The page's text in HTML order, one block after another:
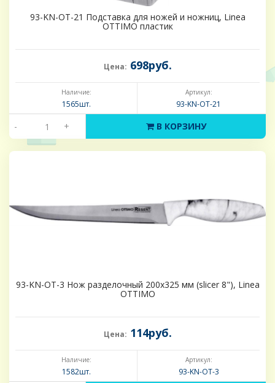
93-KN-OT-21 Подставка для ножей и ножниц, Linea
OTTIMO пластик
Цена: 698руб.
Наличие:
1565шт.
Артикул:
93-KN-OT-21
- + В КОРЗИНУ
93-KN-OT-3 Нож разделочный 200х325 мм (slicer 8"), Linea
OTTIMO
Цена: 114руб.
Наличие:
1582шт.
Артикул:
93-KN-OT-3